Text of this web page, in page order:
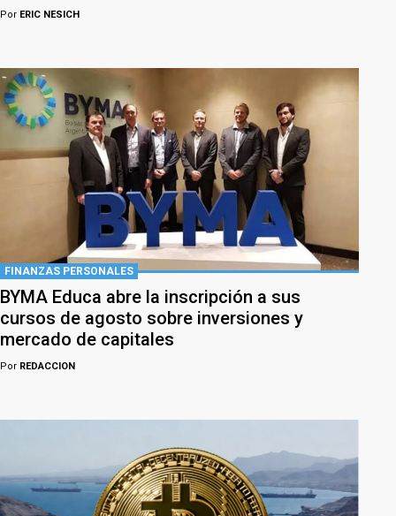
Por ERIC NESICH
FINANZAS PERSONALES
BYMA Educa abre la inscripción a sus
cursos de agosto sobre inversiones y
mercado de capitales
Por REDACCION